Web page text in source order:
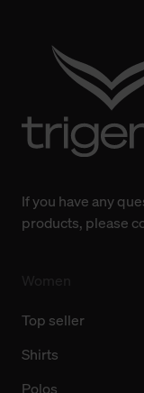
Weitere
Technologien
finden Sie in
If you have any
products, please
Top seller
Shirts
Polos